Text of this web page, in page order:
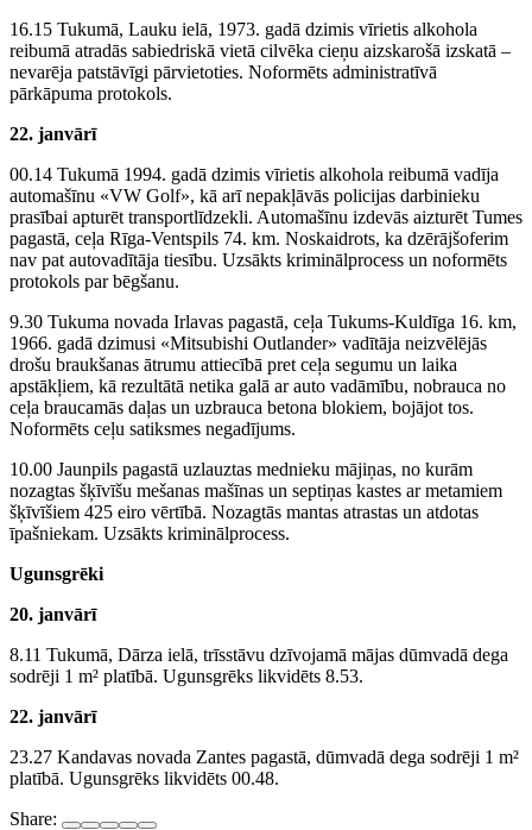
16.15 Tukumā, Lauku ielā, 1973. gadā dzimis vīrietis alkohola
reibumā atradās sabiedriskā vietā cilvēka cieņu aizskarošā izskatā –
nevarēja patstāvīgi pārvietoties. Noformēts administratīvā
pārkāpuma protokols.
22. janvārī
00.14 Tukumā 1994. gadā dzimis vīrietis alkohola reibumā vadīja
automašīnu «VW Golf», kā arī nepakļāvās policijas darbinieku
prasībai apturēt transportlīdzekli. Automašīnu izdevās aizturēt Tumes
pagastā, ceļa Rīga-Ventspils 74. km. Noskaidrots, ka dzērājšoferim
nav pat autovadītāja tiesību. Uzsākts kriminālprocess un noformēts
protokols par bēgšanu.
9.30 Tukuma novada Irlavas pagastā, ceļa Tukums-Kuldīga 16. km,
1966. gadā dzimusi «Mitsubishi Outlander» vadītāja neizvēlējās
drošu braukšanas ātrumu attiecībā pret ceļa segumu un laika
apstākļiem, kā rezultātā netika galā ar auto vadāmību, nobrauca no
ceļa braucamās daļas un uzbrauca betona blokiem, bojājot tos.
Noformēts ceļu satiksmes negadījums.
10.00 Jaunpils pagastā uzlauztas mednieku mājiņas, no kurām
nozagtas šķīvīšu mešanas mašīnas un septiņas kastes ar metamiem
šķīvīšiem 425 eiro vērtībā. Nozagtās mantas atrastas un atdotas
īpašniekam. Uzsākts kriminālprocess.
Ugunsgrēki
20. janvārī
8.11 Tukumā, Dārza ielā, trīsstāvu dzīvojamā mājas dūmvadā dega
sodrēji 1 m² platībā. Ugunsgrēks likvidēts 8.53.
22. janvārī
23.27 Kandavas novada Zantes pagastā, dūmvadā dega sodrēji 1 m²
platībā. Ugunsgrēks likvidēts 00.48.
Share: